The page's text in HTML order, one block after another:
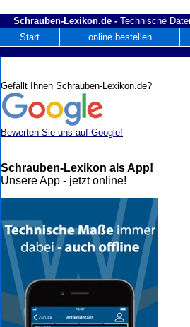
Schrauben-Lexikon.de - Technische
Start
online bestellen
Gefällt Ihnen Schrauben-Lexikon.de?
Bewerten Sie uns auf Google!
Schrauben-Lexikon als App!
Unsere App - jetzt online!